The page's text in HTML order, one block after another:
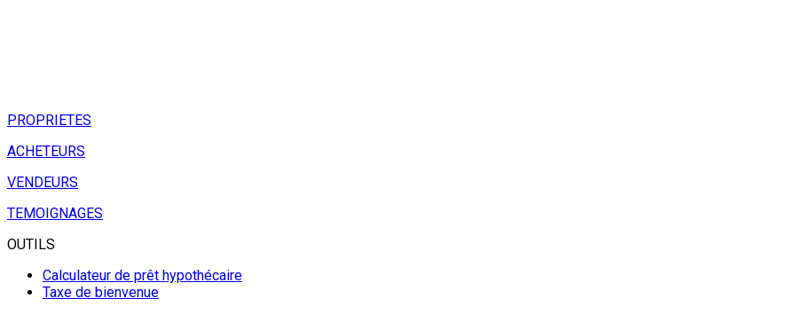
PROPRIETES
ACHETEURS
VENDEURS
TEMOIGNAGES
OUTILS
Calculateur de prêt hypothécaire
Taxe de bienvenue